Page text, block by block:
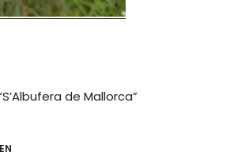
S’Albufera de Mallorca”